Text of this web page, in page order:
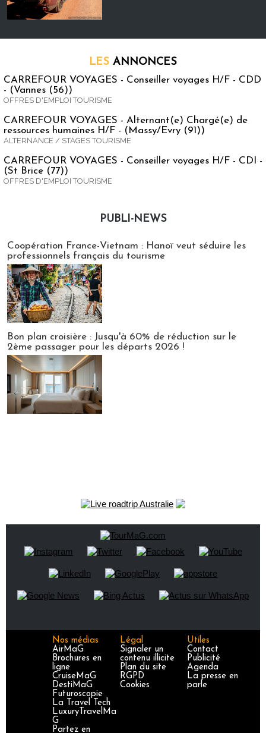
LES ANNONCES
CARREFOUR VOYAGES - Conseiller voyages H/F - CDD
- (Vannes (56))
OFFRES D'EMPLOI TOURISME
CARREFOUR VOYAGES - Alternant(e) Chargé(e) de
ressources humaines H/F - (Massy/Evry (91))
ALTERNANCE / STAGES TOURISME
CARREFOUR VOYAGES - Conseiller voyages H/F - CDI -
(St Brice (77))
OFFRES D'EMPLOI TOURISME
PUBLI-NEWS
Coopération France-Vietnam : Hanoï veut séduire les
professionnels français du tourisme
Bon plan croisière : Jusqu'à 60% de réduction sur le
2ème passager pour les départs 2026 !
Nos médias
AirMaG
Brochures en
ligne
CruiseMaG
DestiMaG
Futuroscopie
La Travel Tech
LuxuryTravelMa
G
Partez en
Légal
Signaler un
contenu illicite
Plan du site
RGPD
Cookies
Utiles
Contact
Publicité
Agenda
La presse en
parle